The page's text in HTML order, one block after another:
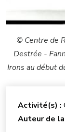
© Centre de
Destrée -
Irons au début
Activité(s) :
Auteur de